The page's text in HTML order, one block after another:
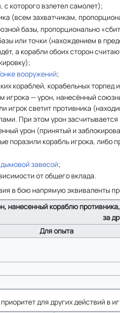
с которого взлетел самолет);
(всем захватчикам,
базы, пропорционально
или точки (нахождением в
а корабли обоих сторон
вооружений;
кораблей, корабельных торпед
игрока — урон, нанесённый
игрок светит противника
При этом урон
урон (принятый и
поразили корабль игрока,
дымовой завесой;
от общего вклада.
в бою напрямую эквиваленты
нанесенный кораблю
за
Для опыта
для других действий в